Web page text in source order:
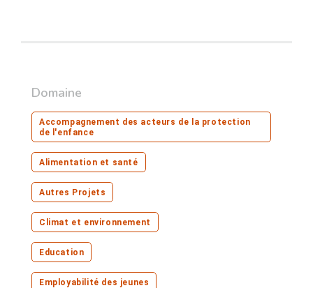
Domaine
Accompagnement des acteurs de la protection
de l'enfance
Alimentation et santé
Autres Projets
Climat et environnement
Education
Employabilité des jeunes